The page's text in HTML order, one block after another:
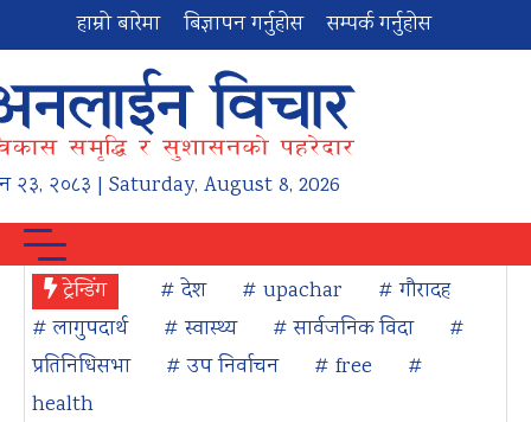
हाम्रो बारेमा बिज्ञापन गर्नुहोस सम्पर्क गर्नुहोस
२३, २०८३ | Saturday, August 8, 2026
ट्रेन्डिंग # देश # upachar
# गौरादह
# लागुपदार्थ
# स्वास्थ्य # सार्वजनिक विदा
#
प्रतिनिधिसभा
# उप निर्वाचन # free
#
health